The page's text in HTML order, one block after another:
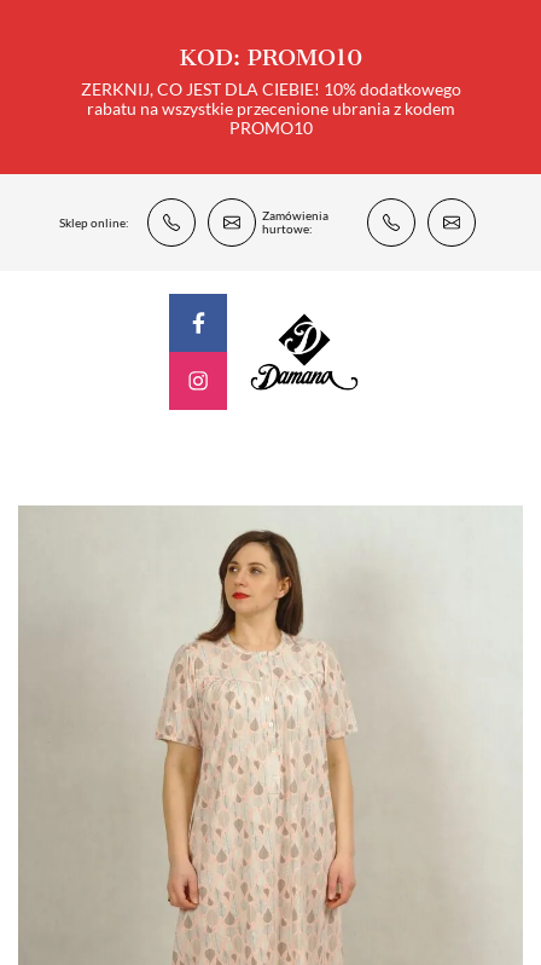
KOD: PROMO10
ZERKNIJ, CO JEST DLA CIEBIE! 10% dodatkowego
rabatu na wszystkie przecenione ubrania z kodem
PROMO10
Sklep online:
Zamówienia
hurtowe: